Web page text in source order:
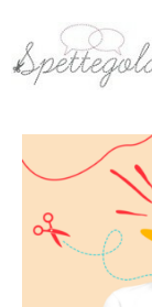
contenuto